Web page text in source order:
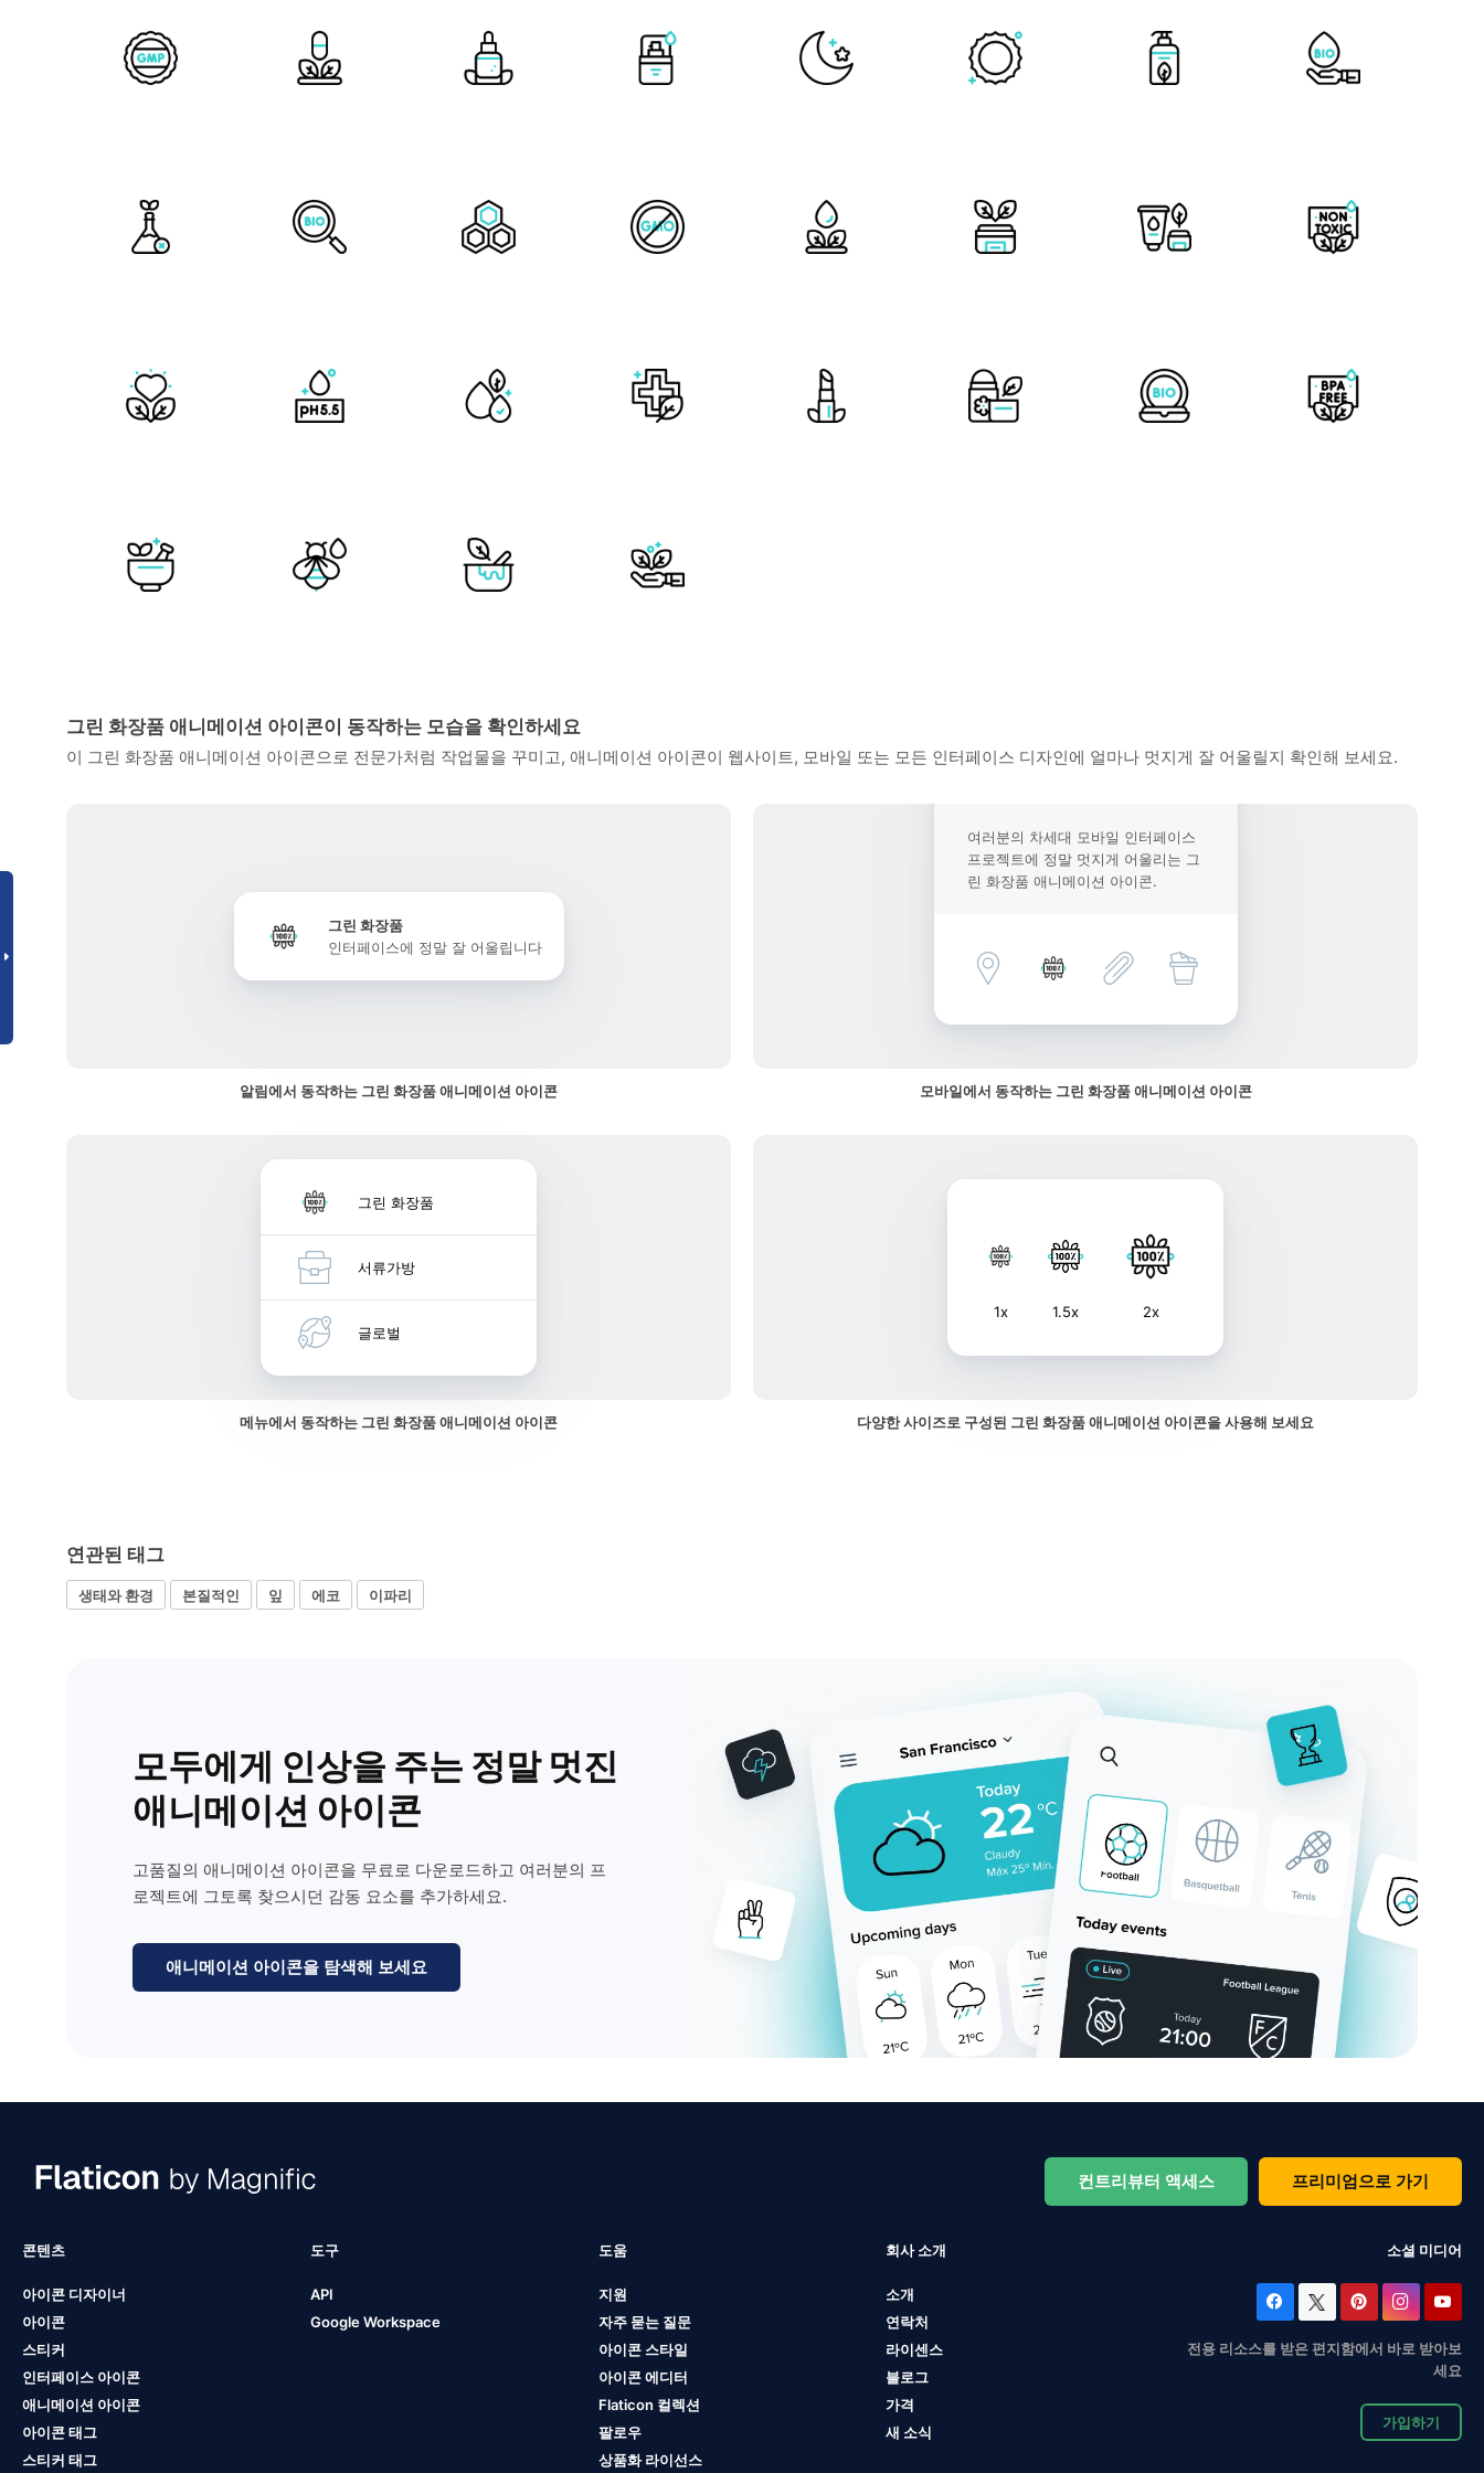
그린 화장품 애니메이션 아이콘이 동작하는 모습을 확인하세요
이 그린 화장품 애니메이션 아이콘으로 전문가처럼 작업물을 꾸미고, 애니메이션 아이콘이 웹사이트, 모바일 또는 모든 인터페이스 디자인에 얼마나 멋지게 잘 어울릴지 확인해 보세요.
그린 화장품
인터페이스에 정말 잘 어울립니다
알림에서 동작하는 그린 화장품 애니메이션 아이콘
여러분의 차세대 모바일 인터페이스
프로젝트에 정말 멋지게 어울리는 그
린 화장품 애니메이션 아이콘.
모바일에서 동작하는 그린 화장품 애니메이션 아이콘
그린 화장품
서류가방
글로벌
메뉴에서 동작하는 그린 화장품 애니메이션 아이콘
1x 1.5x 2x
다양한 사이즈로 구성된 그린 화장품 애니메이션 아이콘을 사용해 보세요
연관된 태그
생태와 환경 본질적인 잎 에코 이파리
모두에게 인상을 주는 정말 멋진
애니메이션 아이콘
고품질의 애니메이션 아이콘을 무료로 다운로드하고 여러분의 프
로젝트에 그토록 찾으시던 감동 요소를 추가하세요.
애니메이션 아이콘을 탐색해 보세요
컨트리뷰터 액세스 프리미엄으로 가기
콘텐츠
아이콘 디자이너
아이콘
스티커
인터페이스 아이콘
애니메이션 아이콘
아이콘 태그
스티커 태그
도구
API
Google Workspace
도움
지원
자주 묻는 질문
아이콘 스타일
아이콘 에디터
Flaticon 컬렉션
팔로우
상품화 라이선스
회사 소개
소개
연락처
라이센스
블로그
가격
새 소식
소셜 미디어
전용 리소스를 받은 편지함에서 바로 받아보
세요
가입하기